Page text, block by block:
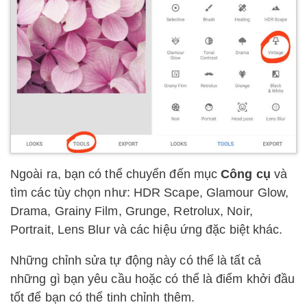
Ngoài ra, bạn có thể chuyển đến mụcCông cụ và
tìm các tùy chọn như: HDR Scape, Glamour Glow,
Drama, Grainy Film, Grunge, Retrolux, Noir,
Portrait, Lens Blur và các hiệu ứng đặc biệt khác.
Những chỉnh sửa tự động này có thể là tất cả
những gì bạn yêu cầu hoặc có thể là điểm khởi đầu
tốt để bạn có thể tinh chỉnh thêm.